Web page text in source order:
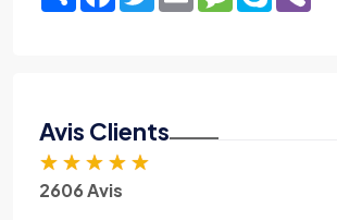
Avis Clients
★ ★ ★ ★ ★
2606 Avis